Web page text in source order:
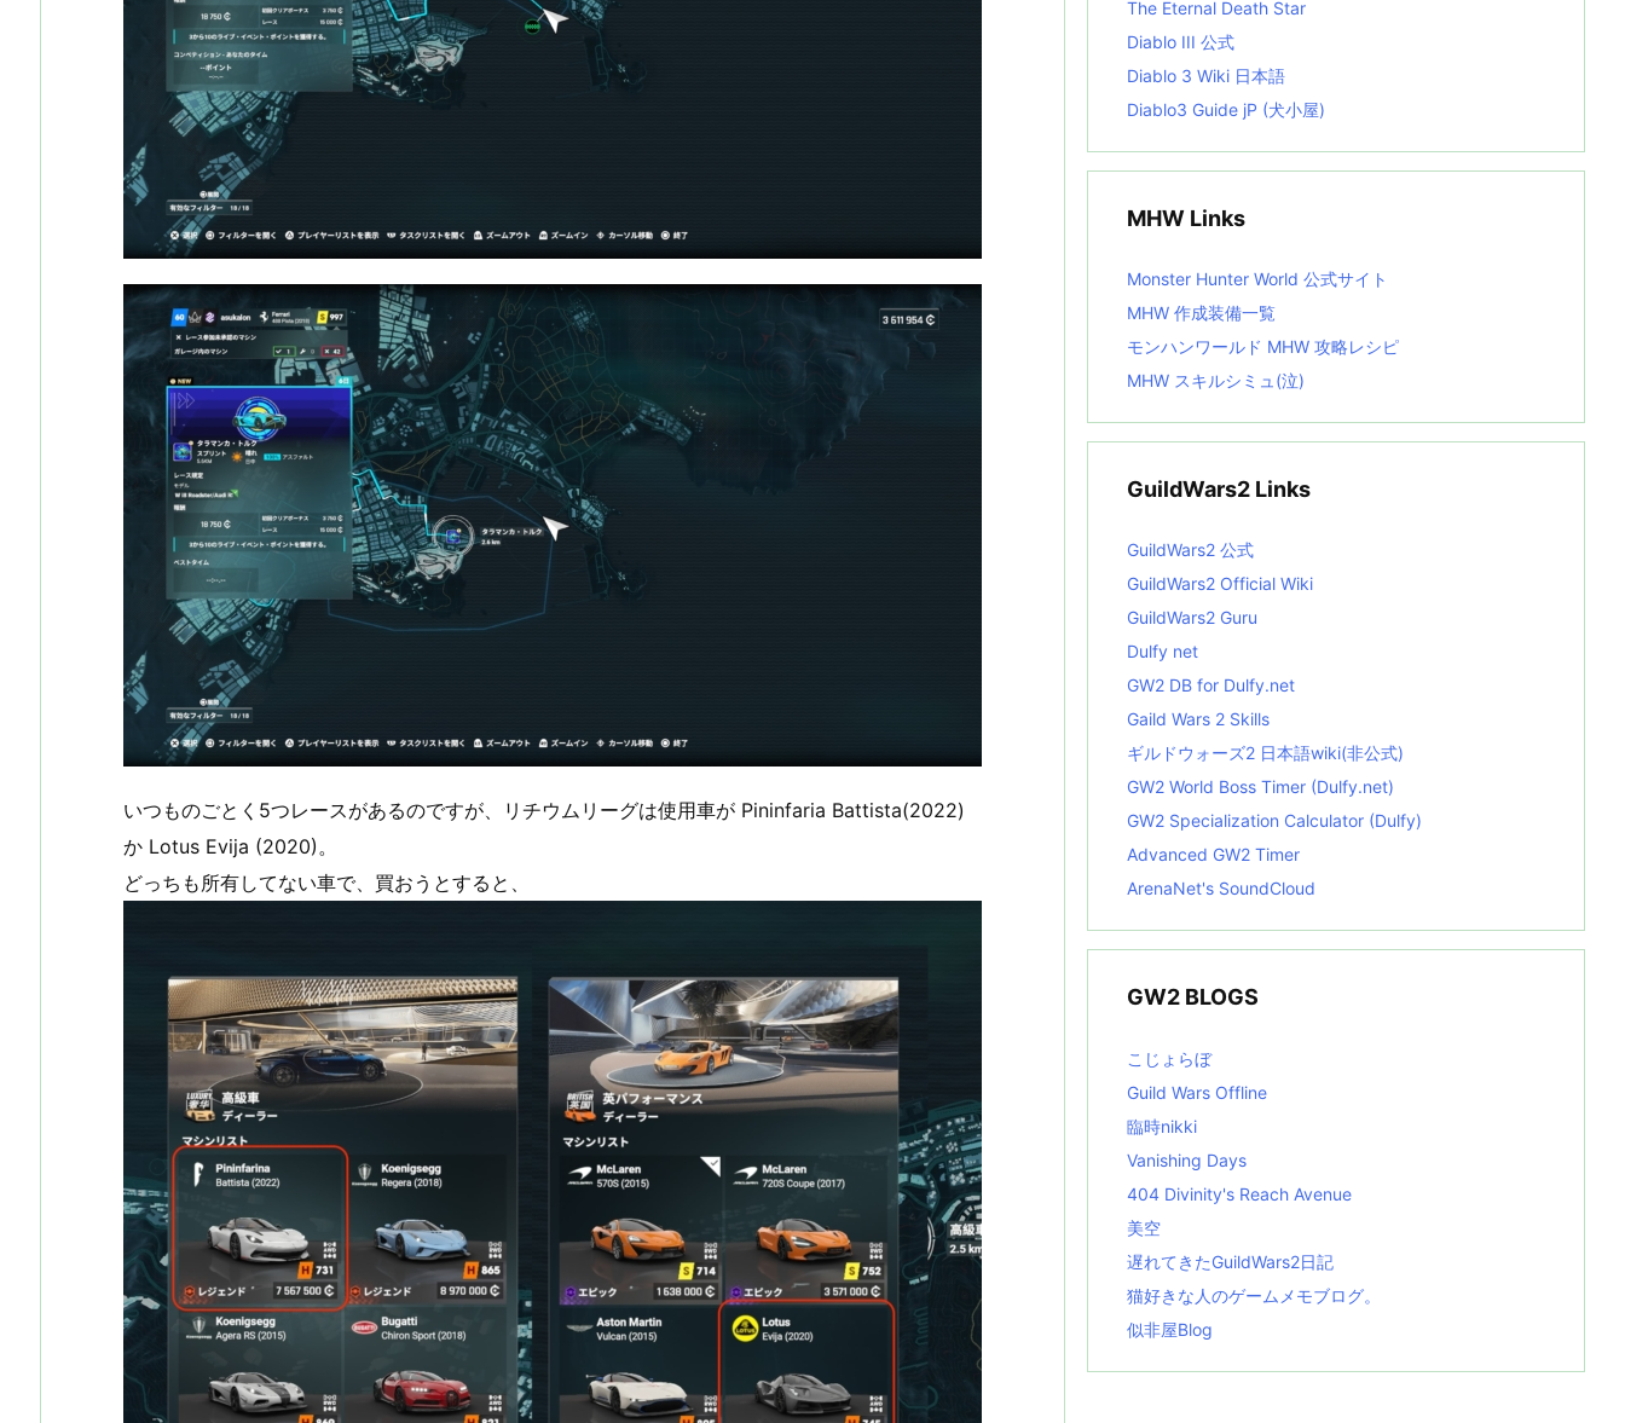
いつものごとく5つレースがあるのですが、リチウムリーグは使用車が Pininfaria Battista(2022)
か Lotus Evija (2020)。
どっちも所有してない車で、買おうとすると、
The Eternal Death Star
Diablo III 公式
Diablo 3 Wiki 日本語
Diablo3 Guide jP (犬小屋)
MHW Links
Monster Hunter World 公式サイト
MHW 作成装備一覧
モンハンワールド MHW 攻略レシピ
MHW スキルシミュ(泣)
GuildWars2 Links
GuildWars2 公式
GuildWars2 Official Wiki
GuildWars2 Guru
Dulfy net
GW2 DB for Dulfy.net
Gaild Wars 2 Skills
ギルドウォーズ2 日本語wiki(非公式)
GW2 World Boss Timer (Dulfy.net)
GW2 Specialization Calculator (Dulfy)
Advanced GW2 Timer
ArenaNet's SoundCloud
GW2 BLOGS
こじょらぼ
Guild Wars Offline
臨時nikki
Vanishing Days
404 Divinity's Reach Avenue
美空
遅れてきたGuildWars2日記
猫好きな人のゲームメモブログ。
似非屋Blog